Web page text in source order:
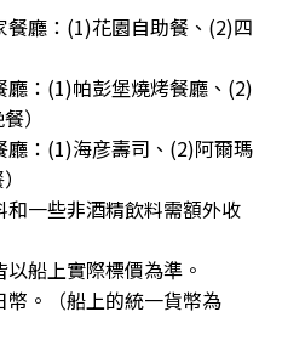
廳：(1)花園自助餐、(2)四
：(1)帕彭堡燒烤餐廳、(2)
）
：(1)海彦壽司、(2)阿爾瑪
一些非酒精飲料需額外收
船上實際標價為準。
。（船上的統一貨幣為